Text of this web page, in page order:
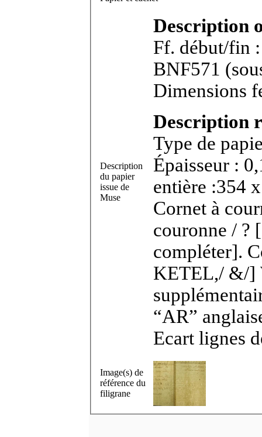
Description
du papier
issue de
Muse
Description
Ff. début/fin
BNF571 (sous réserves). Bifeuillet in-8°.
Dimensions
Description
Type de
Épaisseur :
entière :354
Cornet à
couronne / ? [CM tronquée,
compléter].
KETEL,/ &/] WASSENBERGH (point)”. Signe
“AR”
Ecart lignes
Image(s) de
référence du
filigrane